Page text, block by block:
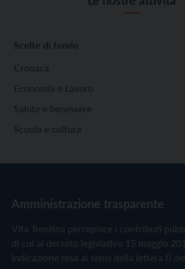
Scelte di fondo
Cronaca
Economia e Lavoro
Salute e benessere
Scuola e cultura
Amministrazione trasparente
Vita Trentina percepisce i contributi
di cui al decreto legislativo 15 maggio
Indicazione resa ai sensi della lettera f)